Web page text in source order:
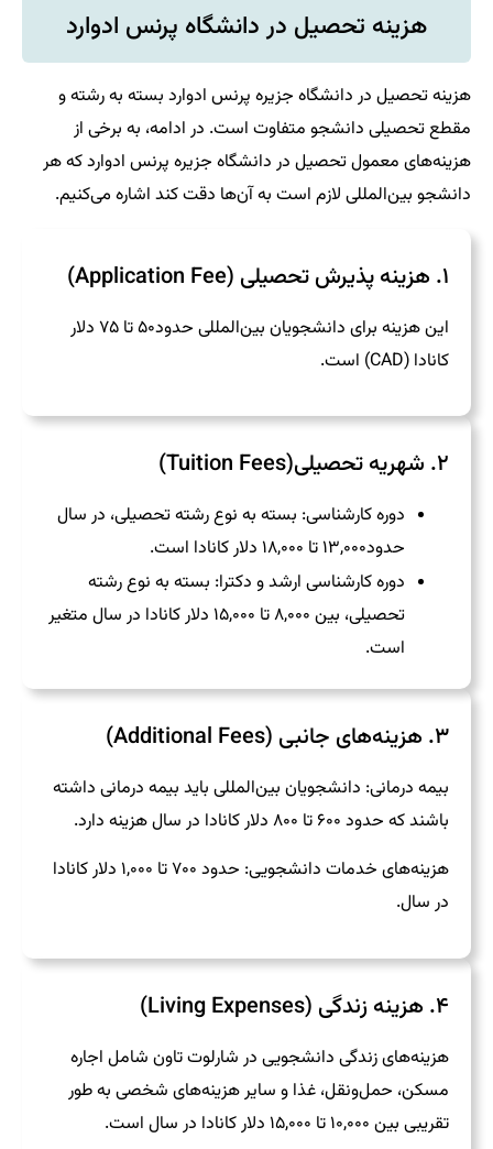
هزینه تحصیل در دانشگاه پرنس ادوارد
هزینه تحصیل در دانشگاه جزیره پرنس ادوارد بسته به رشته و
مقطع تحصیلی دانشجو متفاوت است. در ادامه، به برخی از
هزینه‌های معمول تحصیل در دانشگاه جزیره پرنس ادوارد که هر
دانشجو بین‌المللی لازم است به آن‌ها دقت کند اشاره می‌کنیم.
۱. هزینه پذیرش تحصیلی (Application Fee)
این هزینه برای دانشجویان بین‌المللی حدود۵۰ تا ۷۵ دلار
کانادا (CAD) است.
۲. شهریه تحصیلی(Tuition Fees)
دوره کارشناسی: بسته به نوع رشته تحصیلی، در سال
حدود۱۳,۰۰۰ تا ۱۸,۰۰۰ دلار کانادا است.
دوره کارشناسی ارشد و دکترا: بسته به نوع رشته
تحصیلی، بین ۸,۰۰۰ تا ۱۵,۰۰۰ دلار کانادا در سال متغیر
است.
۳. هزینه‌های جانبی (Additional Fees)
بیمه درمانی: دانشجویان بین‌المللی باید بیمه درمانی داشته
باشند که حدود ۶۰۰ تا ۸۰۰ دلار کانادا در سال هزینه دارد.
هزینه‌های خدمات دانشجویی: حدود ۷۰۰ تا ۱,۰۰۰ دلار کانادا
در سال.
۴. هزینه زندگی (Living Expenses)
هزینه‌های زندگی دانشجویی در شارلوت تاون شامل اجاره
مسکن، حمل‌ونقل، غذا و سایر هزینه‌های شخصی به طور
تقریبی بین ۱۰,۰۰۰ تا ۱۵,۰۰۰ دلار کانادا در سال است.